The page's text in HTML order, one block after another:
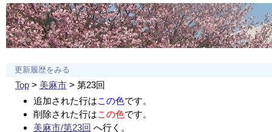
更新履歴をみる
Top> 美麻市> 第23回
追加された行はこの色です。
削除された行はこの色です。
美麻市/第23回 へ行く。